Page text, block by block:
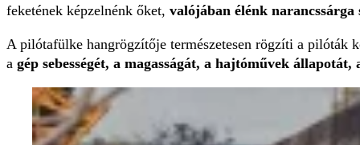
feketének képzelnénk őket, valójában élénk
A pilótafülke hangrögzítője természetesen rögzíti a pilóták
a gép sebességét, a magasságát, a hajtóművek